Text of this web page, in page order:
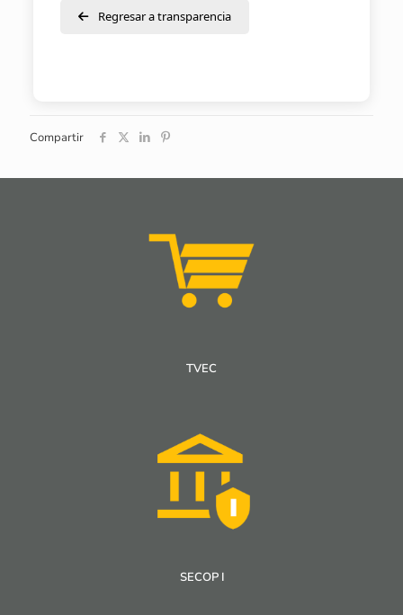
Regresar a transparencia
Compartir
TVEC
SECOP I